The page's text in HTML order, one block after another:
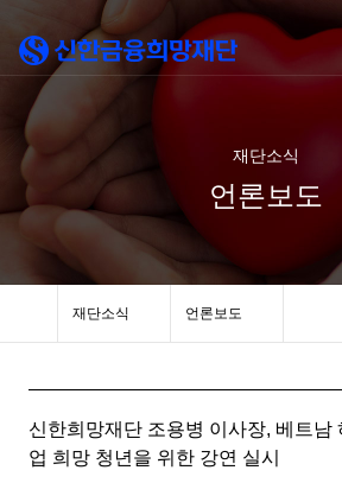
재단소식
언론보도
재단소식 언론보도
신한희망재단 조용병 이사장, 베트남
업 희망 청년을 위한 강연 실시